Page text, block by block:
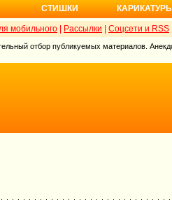
СТИШКИ КАРИКАТУРЫ
мобильного Рассылки Соцсети и RSS
отбор публикуемых материалов.